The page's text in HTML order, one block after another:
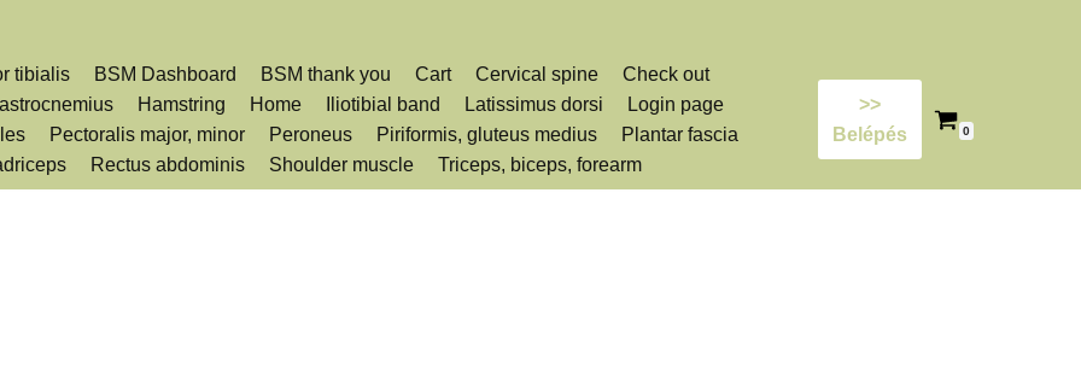
tibialis BSM Dashboard BSM thank you Cart Cervical spine
Check out
Hamstring Home Iliotibial band Latissimus dorsi
Login page
Pectoralis major, minor Peroneus Piriformis, gluteus medius
Plantar fascia
Rectus abdominis Shoulder muscle Triceps, biceps, forearm
>>
Belépés
0